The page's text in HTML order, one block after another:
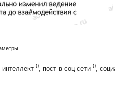
0, пост в соц сети 0,